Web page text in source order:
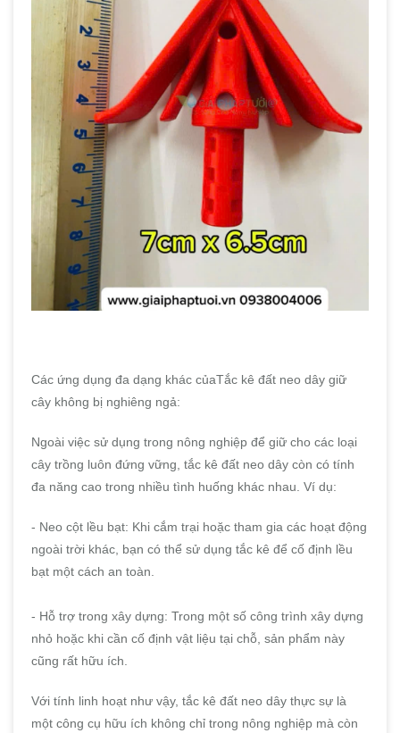
Các ứng dụng đa dạng khác củaTắc kê đất neo dây giữ
cây không bị nghiêng ngả:
Ngoài việc sử dụng trong nông nghiệp để giữ cho các loại
cây trồng luôn đứng vững, tắc kê đất neo dây còn có tính
đa năng cao trong nhiều tình huống khác nhau. Ví dụ:
- Neo cột lều bạt: Khi cắm trại hoặc tham gia các hoạt động
ngoài trời khác, bạn có thể sử dụng tắc kê để cố định lều
bạt một cách an toàn.
- Hỗ trợ trong xây dựng: Trong một số công trình xây dựng
nhỏ hoặc khi cần cố định vật liệu tại chỗ, sản phẩm này
cũng rất hữu ích.
Với tính linh hoạt như vậy, tắc kê đất neo dây thực sự là
một công cụ hữu ích không chỉ trong nông nghiệp mà còn